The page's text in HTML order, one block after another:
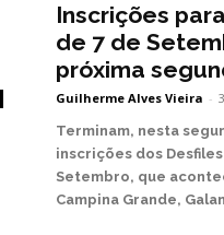
Inscrições
de 7 de
próxima
Guilherme Alves Vieira -
Terminam, nesta
inscrições dos
Setembro, que
Campina Grande,